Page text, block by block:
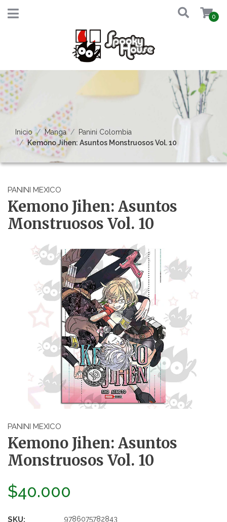
0
Inicio Manga
Panini Colombia
Kemono Jihen: Asuntos Monstruosos Vol. 10
PANINI MEXICO
Kemono Jihen: Asuntos
Monstruosos Vol. 10
PANINI MEXICO
Kemono Jihen: Asuntos
Monstruosos Vol. 10
$40.000
SKU: 9786075782843